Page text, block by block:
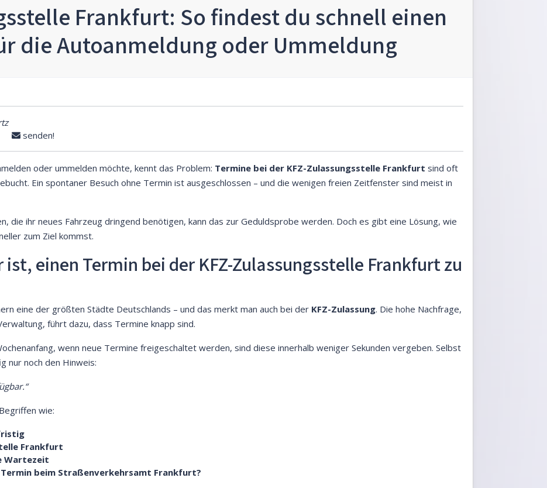
Frankfurt: So findest du schnell einen
die Autoanmeldung oder Ummeldung
senden!
oder ummelden möchte, kennt das Problem: Termine bei der KFZ-Zulassungsstelle Frankfurt sind oft
Ein spontaner Besuch ohne Termin ist ausgeschlossen – und die wenigen freien Zeitfenster sind meist in
die ihr neues Fahrzeug dringend benötigen, kann das zur Geduldsprobe werden. Doch es gibt eine Lösung, wie
zum Ziel kommst.
ist, einen Termin bei der KFZ-Zulassungsstelle Frankfurt zu
eine der größten Städte Deutschlands – und das merkt man auch bei der KFZ-Zulassung. Die hohe Nachfrage,
führt dazu, dass Termine knapp sind.
wenn neue Termine freigeschaltet werden, sind diese innerhalb weniger Sekunden vergeben. Selbst
nur noch den Hinweis:
wie:
Frankfurt
Wartezeit
Termin beim Straßenverkehrsamt Frankfurt?